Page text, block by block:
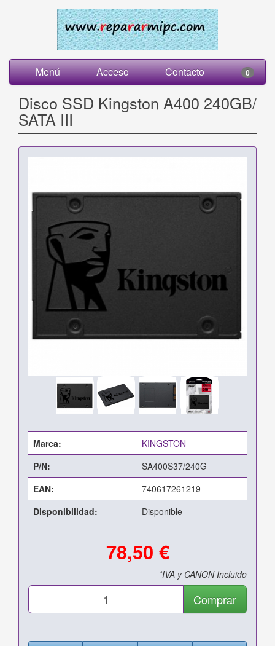
Menú Acceso Contacto 0
Disco SSD Kingston A400 240GB/
SATA III
Marca:
KINGSTON
P/N:
SA400S37/240G
EAN:
740617261219
Disponibilidad:
Disponible
78,50 €
*IVA y CANON Incluido
Comprar